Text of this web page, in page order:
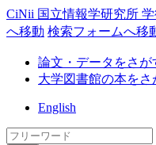
CiNii 国立情報学研究所
へ移動 検索フォームへ移
論文・データをさが
大学図書館の本をさ
English